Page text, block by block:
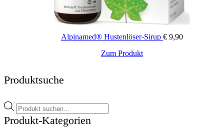
Alpinamed® Hustenlöser-Sirup € 9,90
Zum Produkt
Produktsuche
Products
search
Produkt-Kategorien